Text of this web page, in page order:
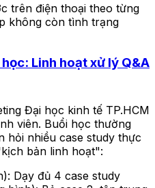
trên điện thoại theo từng
không còn tình trạng
Linh hoạt xử lý Q&A
Đại học kinh tế TP.HCM
viên. Buổi học thường
hỏi nhiều case study thực
bản linh hoạt":
Dạy đủ 4 case study